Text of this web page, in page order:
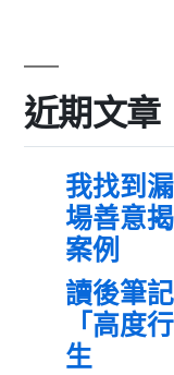
近期文章
我找到
場善意
案例
讀後筆
「高度
生